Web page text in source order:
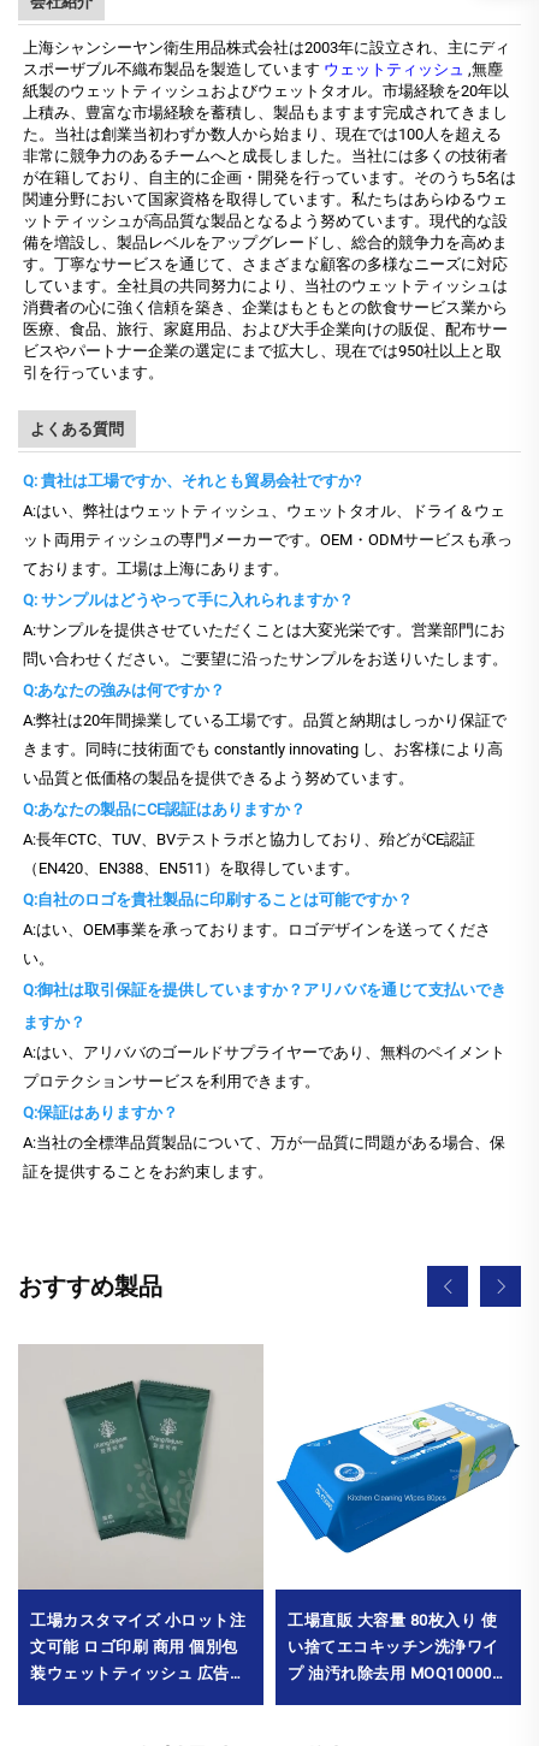
上海シャンシーヤン衛生用品株式会社は2003年に設立され、主にディ
スポーザブル不織布製品を製造しています ウェットティッシュ ,無塵
紙製のウェットティッシュおよびウェットタオル。市場経験を20年以
上積み、豊富な市場経験を蓄積し、製品もますます完成されてきまし
た。当社は創業当初わずか数人から始まり、現在では100人を超える
非常に競争力のあるチームへと成長しました。当社には多くの技術者
が在籍しており、自主的に企画・開発を行っています。そのうち5名は
関連分野において国家資格を取得しています。私たちはあらゆるウェ
ットティッシュが高品質な製品となるよう努めています。現代的な設
備を増設し、製品レベルをアップグレードし、総合的競争力を高めま
す。丁寧なサービスを通じて、さまざまな顧客の多様なニーズに対応
しています。全社員の共同努力により、当社のウェットティッシュは
消費者の心に強く信頼を築き、企業はもともとの飲食サービス業から
医療、食品、旅行、家庭用品、および大手企業向けの販促、配布サー
ビスやパートナー企業の選定にまで拡大し、現在では950社以上と取
引を行っています。
よくある質問
Q: 貴社は工場ですか、それとも貿易会社ですか?
A:はい、弊社はウェットティッシュ、ウェットタオル、ドライ＆ウェ
ット両用ティッシュの専門メーカーです。OEM・ODMサービスも承っ
ております。工場は上海にあります。
Q: サンプルはどうやって手に入れられますか？
A:サンプルを提供させていただくことは大変光栄です。営業部門にお
問い合わせください。ご要望に沿ったサンプルをお送りいたします。
Q:あなたの強みは何ですか？
A:弊社は20年間操業している工場です。品質と納期はしっかり保証で
きます。同時に技術面でも constantly innovating し、お客様により高
い品質と低価格の製品を提供できるよう努めています。
Q:あなたの製品にCE認証はありますか？
A:長年CTC、TUV、BVテストラボと協力しており、殆どがCE認証
（EN420、EN388、EN511）を取得しています。
Q:自社のロゴを貴社製品に印刷することは可能ですか？
A:はい、OEM事業を承っております。ロゴデザインを送ってくださ
い。
Q:御社は取引保証を提供していますか？アリババを通じて支払いでき
ますか？
A:はい、アリババのゴールドサプライヤーであり、無料のペイメント
プロテクションサービスを利用できます。
Q:保証はありますか？
A:当社の全標準品質製品について、万が一品質に問題がある場合、保
証を提供することをお約束します。
おすすめ製品
工場カスタマイズ 小ロット注
文可能 ロゴ印刷 商用 個別包
装ウェットティッシュ 広告・
工場直販 大容量 80枚入り 使
い捨てエコキッチン洗浄ワイ
プ 油汚れ除去用 MOQ10000パ